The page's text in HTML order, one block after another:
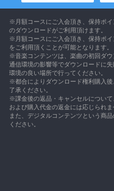
※月額コースにご入会頂き、保持ポ
のダウンロードがご利用頂けます。
※月額コースにご入会頂き、保持ポ
をご利用頂くことが可能となります。
※音楽コンテンツは、楽曲の初回ダウ
通信環境の影響等でダウンロードに
環境の良い場所で行ってください。
※都合によりダウンロード権利購入
了承ください。
※課金後の返品・キャンセルについ
および購入代金の返金には応じられま
また、デジタルコンテンツという商
ください。